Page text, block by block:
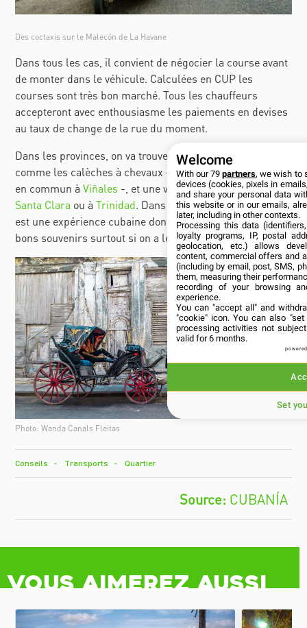
Des coctaxis sur le Malecón de La Havane
Dans tous les cas, il convient de négocier la course avant
de monter dans le véhicule. Calculées en CUP les
courses sont très bon marché. Tous les chauffeurs
accepteront avec enthousiasme les paiements en devises
au taux de change de la rue du moment.
Dans les provinces, on va trouver quelques spécificités
comme les calèches à chevaux - en privé à Bayamo mais
en commun àViñales -, et une version moto dubici-taxià
Santa Clara ou àTrinidad. Dans tous les cas, se déplacer
est une expérience cubaine dont on garde toujours de
bons souvenirs surtout si on a le temps !
Photo: Wanda Canals Fleitas
Conseils Transports Quartier
CUBANÍA
Vous aimerez aussi
Welcome
With our 79partners, we wish to
devices (cookies, pixels in
and share your personal data
this website or in our emails,
later, including in other contexts.
Processing this data
loyalty programs, IP, postal
geolocation, etc.) allows
content, commercial offers and
(including by email, post, SMS,
them, measuring their
recording of your browsing
experience.
You can "accept all" and
"cookie" icon. You can also
processing activities not
valid for 6 months.
Set